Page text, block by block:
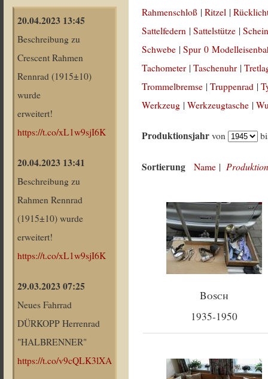
20.04.2023 13:45
Beschreibung zu
Crescent Rahmen
Rennrad (1915±10)
wurde
erweitert!
https://t.co/xL1w9sjI6K
20.04.2023 13:41
Beschreibung zu
Rahmen Rennrad
(1915±10) wurde
erweitert!
https://t.co/xL1w9sjI6K
29.03.2023 07:25
Neues Fahrrad
DÜRKOPP Herrenrad
"HALBRENNER"
https://t.co/v9cQLK3lXA
Rahmenschloß |Ritzel |
Sattelfedern |Sattelstütze |
Schwebe |Spur 0
Tachometer |Taschenuhr |
Trommelbremse |Truppenrad |
Werkzeug |Werkzeugtasche |
Produktionsjahr von
Sortierung Name |
Bosch
1935-1950